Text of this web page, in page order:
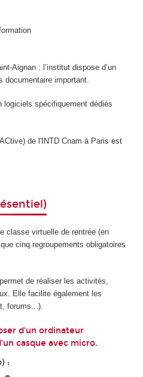
Aignan : l’institut dispose d’un
documentaire important.
logiciels spécifiquement dédiés
de l'INTD Cnam à Paris est
classe virtuelle de rentrée (en
cinq regroupements obligatoires
de réaliser les activités,
Elle facilite également les
forums...).
d’un ordinateur
casque avec micro.
: